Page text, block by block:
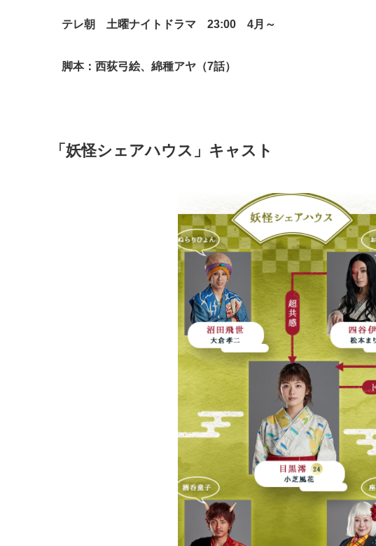
テレ朝 土曜ナイトドラマ 23:00 4月～
脚本：西荻弓絵、綿種アヤ（7話）
「妖怪シェアハウス」キャスト